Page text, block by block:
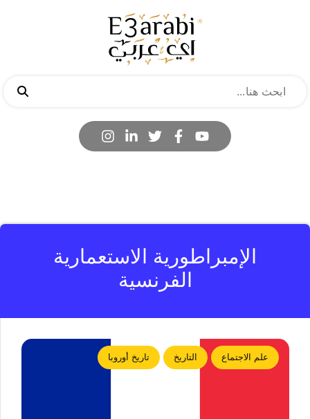
الإمبراطورية الاستعمارية
الفرنسية
علم الاجتماع التاريخ تاريخ أوروبا